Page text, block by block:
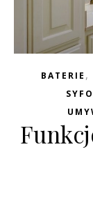
BATERIE ,